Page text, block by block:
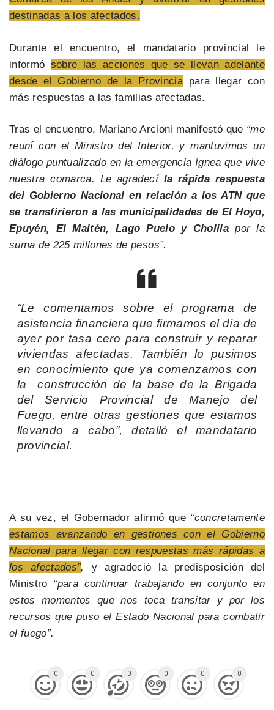
destinadas a los afectados.
Durante el encuentro, el mandatario provincial le
informó sobre las acciones que se llevan adelante
desde el Gobierno de la Provincia para llegar con
más respuestas a las familias afectadas.
Tras el encuentro, Mariano Arcioni manifestó que “me
reuní con el Ministro del Interior, y mantuvimos un
diálogo puntualizado en la emergencia ígnea que vive
nuestra comarca. Le agradecí la rápida respuesta
del Gobierno Nacional en relación a los ATN que
se transfirieron a las municipalidades de El Hoyo,
Epuyén, El Maitén, Lago Puelo y Cholila por la
suma de 225 millones de pesos”.
“Le comentamos sobre el programa de
asistencia financiera que firmamos el día de
ayer por tasa cero para construir y reparar
viviendas afectadas. También lo pusimos
en conocimiento que ya comenzamos con
la construcción de la base de la Brigada
del Servicio Provincial de Manejo del
Fuego, entre otras gestiones que estamos
llevando a cabo”, detalló el mandatario
provincial.
A su vez, el Gobernador afirmó que “concretamente
estamos avanzando en gestiones con el Gobierno
Nacional para llegar con respuestas más rápidas a
los afectados”, y agradeció la predisposición del
Ministro “para continuar trabajando en conjunto en
estos momentos que nos toca transitar y por los
recursos que puso el Estado Nacional para combatir
el fuego”.
0 0 0 0 0 0